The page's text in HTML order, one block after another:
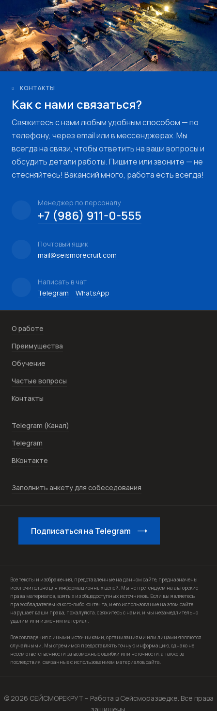
КОНТАКТЫ
Как с нами связаться?
Свяжитесь с нами любым удобным способом — по
телефону, через email или в мессенджерах. Мы
всегда на связи, чтобы ответить на ваши вопросы и
обсудить детали работы. Пишите или звоните — не
стесняйтесь! Вакансий много, работа есть всегда!
Менеджер по персоналу
+7 (986) 911-0-555
Почтовый ящик
mail@seismorecruit.com
Написать в чат
Telegram
WhatsApp
О работе
Преимущества
Обучение
Частые вопросы
Контакты
Telegram (Канал)
Telegram
ВКонтакте
Заполнить анкету для собеседования
Подписаться на Telegram
Все тексты и изображения, представленные на данном сайте, предназначены
исключительно для информационных целей. Мы не претендуем на авторские
права материалов, взятых из общедоступных источников. Если вы являетесь
правообладателем какого-либо контента, и его использование на этом сайте
нарушает ваши права, пожалуйста, свяжитесь с нами, и мы незамедлительно
удалим или изменим материал.
Все совпадения с иными источниками, организациями или лицами являются
случайными. Мы стремимся предоставлять точную информацию, однако не
несем ответственности за возможные ошибки или неточности, а также за
последствия, связанные с использованием материалов сайта.
© 2026 СЕЙСМОРЕКРУТ – Работа в Сейсморазведке. Все права